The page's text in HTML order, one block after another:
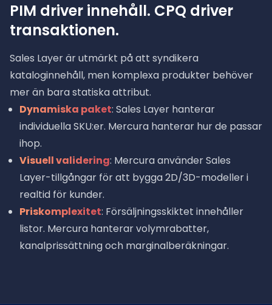
PIM driver innehåll. CPQ driver
transaktionen.
Sales Layer är utmärkt på att syndikera
kataloginnehåll, men komplexa produkter behöver
mer än bara statiska attribut.
Dynamiska paket: Sales Layer hanterar
individuella SKU:er. Mercura hanterar hur de passar
ihop.
Visuell validering: Mercura använder Sales
Layer-tillgångar för att bygga 2D/3D-modeller i
realtid för kunder.
Priskomplexitet: Försäljningsskiktet innehåller
listor. Mercura hanterar volymrabatter,
kanalprissättning och marginalberäkningar.